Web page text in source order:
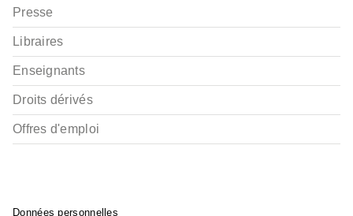
Presse
Libraires
Enseignants
Droits dérivés
Offres d'emploi
Données personnelles